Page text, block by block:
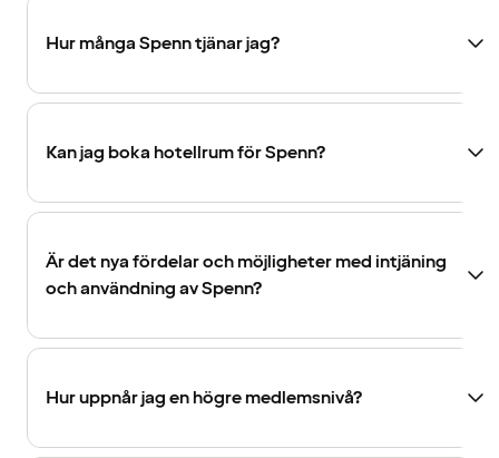
Hur många Spenn tjänar jag?
Kan jag boka hotellrum för Spenn?
Är det nya fördelar och möjligheter med intjäning
och användning av Spenn?
Hur uppnår jag en högre medlemsnivå?